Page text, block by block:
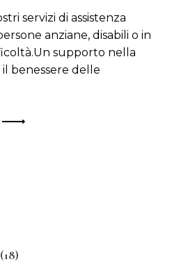
servizi di assistenza
anziane, disabili o in
supporto nella
benessere delle
(18)